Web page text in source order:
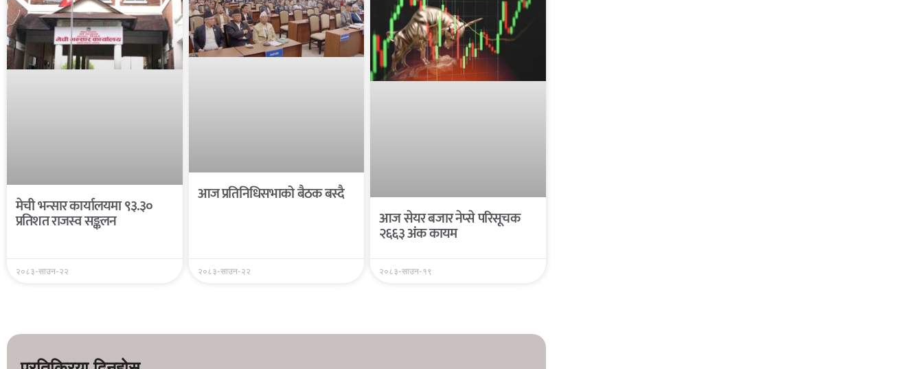
मेची भन्सार कार्यालयमा ९३.३०
प्रतिशत राजस्व सङ्कलन
२०८३-साउन-२२
आज प्रतिनिधिसभाको बैठक बस्दै
२०८३-साउन-२२
आज सेयर बजार नेप्से परिसूचक
२६६३ अंक कायम
२०८३-साउन-१९